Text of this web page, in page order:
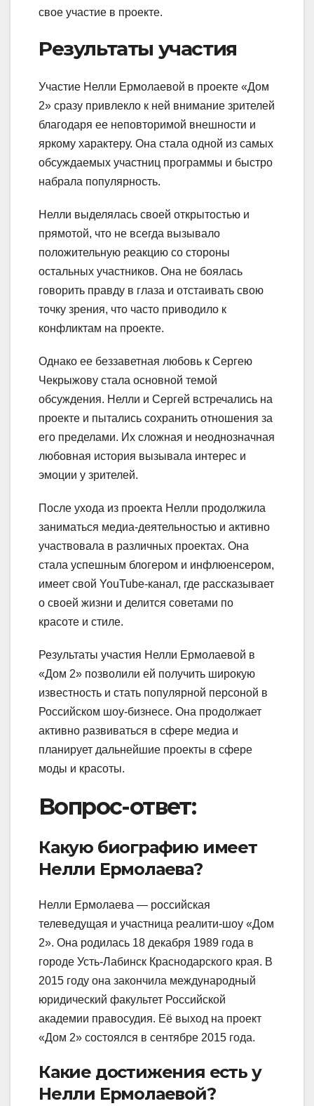
свое участие в проекте.
Результаты участия
Участие Нелли Ермолаевой в проекте «Дом
2» сразу привлекло к ней внимание зрителей
благодаря ее неповторимой внешности и
яркому характеру. Она стала одной из самых
обсуждаемых участниц программы и быстро
набрала популярность.
Нелли выделялась своей открытостью и
прямотой, что не всегда вызывало
положительную реакцию со стороны
остальных участников. Она не боялась
говорить правду в глаза и отстаивать свою
точку зрения, что часто приводило к
конфликтам на проекте.
Однако ее беззаветная любовь к Сергею
Чекрыжову стала основной темой
обсуждения. Нелли и Сергей встречались на
проекте и пытались сохранить отношения за
его пределами. Их сложная и неоднозначная
любовная история вызывала интерес и
эмоции у зрителей.
После ухода из проекта Нелли продолжила
заниматься медиа-деятельностью и активно
участвовала в различных проектах. Она
стала успешным блогером и инфлюенсером,
имеет свой YouTube-канал, где рассказывает
о своей жизни и делится советами по
красоте и стиле.
Результаты участия Нелли Ермолаевой в
«Дом 2» позволили ей получить широкую
известность и стать популярной персоной в
Российском шоу-бизнесе. Она продолжает
активно развиваться в сфере медиа и
планирует дальнейшие проекты в сфере
моды и красоты.
Вопрос-ответ:
Какую биографию имеет
Нелли Ермолаева?
Нелли Ермолаева — российская
телеведущая и участница реалити-шоу «Дом
2». Она родилась 18 декабря 1989 года в
городе Усть-Лабинск Краснодарского края. В
2015 году она закончила международный
юридический факультет Российской
академии правосудия. Её выход на проект
«Дом 2» состоялся в сентябре 2015 года.
Какие достижения есть у
Нелли Ермолаевой?